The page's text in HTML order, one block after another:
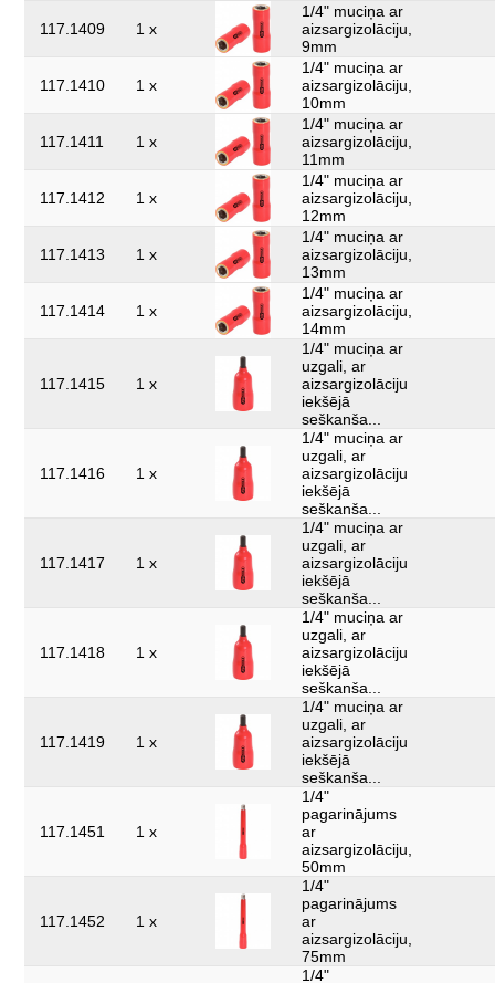
117.1409 1 x
1/4" muciņa ar
aizsargizolāciju,
9mm
117.1410 1 x
1/4" muciņa ar
aizsargizolāciju,
10mm
117.1411 1 x
1/4" muciņa ar
aizsargizolāciju,
11mm
117.1412 1 x
1/4" muciņa ar
aizsargizolāciju,
12mm
117.1413 1 x
1/4" muciņa ar
aizsargizolāciju,
13mm
117.1414 1 x
1/4" muciņa ar
aizsargizolāciju,
14mm
117.1415 1 x
1/4" muciņa ar
uzgali, ar
aizsargizolāciju
iekšējā
seškanša...
117.1416 1 x
1/4" muciņa ar
uzgali, ar
aizsargizolāciju
iekšējā
seškanša...
117.1417 1 x
1/4" muciņa ar
uzgali, ar
aizsargizolāciju
iekšējā
seškanša...
117.1418 1 x
1/4" muciņa ar
uzgali, ar
aizsargizolāciju
iekšējā
seškanša...
117.1419 1 x
1/4" muciņa ar
uzgali, ar
aizsargizolāciju
iekšējā
seškanša...
117.1451 1 x
1/4"
pagarinājums
ar
aizsargizolāciju,
50mm
117.1452 1 x
1/4"
pagarinājums
ar
aizsargizolāciju,
75mm
1/4"